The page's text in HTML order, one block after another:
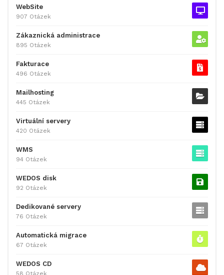
WebSite
907 Otázek
Zákaznická administrace
895 Otázek
Fakturace
496 Otázek
Mailhosting
445 Otázek
Virtuální servery
420 Otázek
WMS
94 Otázek
WEDOS disk
92 Otázek
Dedikované servery
76 Otázek
Automatická migrace
67 Otázek
WEDOS CD
58 Otázek